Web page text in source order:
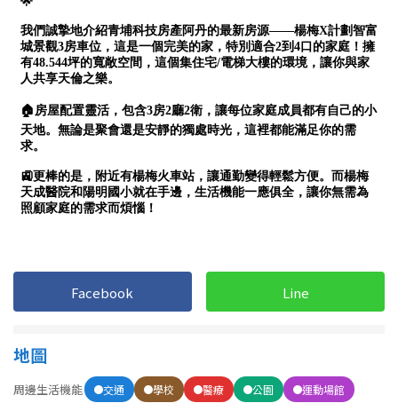
3樓 4樓
11~20樓
~ 樓
不拘
4房 5房以上
Facebook Line
地圖
周邊生活機能 交通 學校 醫療 公園 運動場館